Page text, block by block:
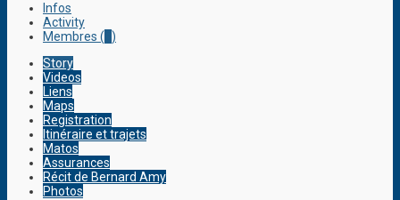
Infos
Activity
Membres ( )
Story
Videos
Liens
Maps
Registration
Itinéraire et trajets
Matos
Assurances
Récit de Bernard Amy
Photos